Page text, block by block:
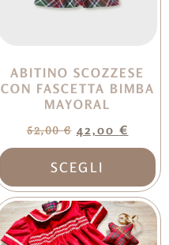
ABITINO SCOZZESE
CON FASCETTA BIMBA
MAYORAL
52,00€ 42,00 €
SCEGLI